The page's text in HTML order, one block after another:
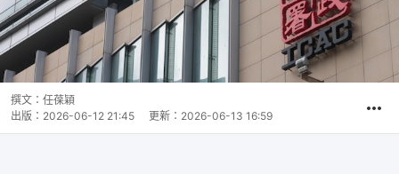
撰文： 任葆穎
出版： 2026-06-12 21:45 更新： 2026-06-13 16:59